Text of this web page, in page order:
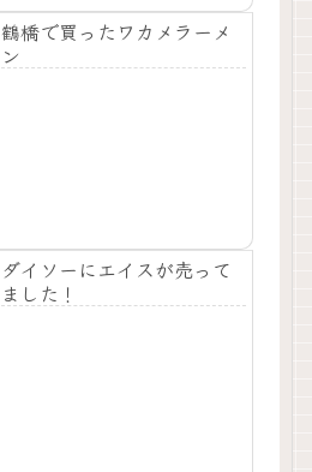
鶴橋で買ったワカメラーメ
ン
ダイソーにエイスが売って
ました！